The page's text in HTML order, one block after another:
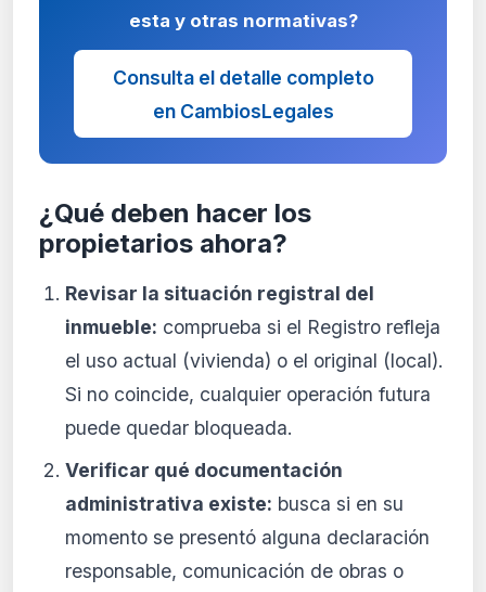
esta y otras normativas?
Consulta el detalle completo
en CambiosLegales
¿Qué deben hacer los
propietarios ahora?
Revisar la situación registral del
inmueble: comprueba si el Registro refleja
el uso actual (vivienda) o el original (local).
Si no coincide, cualquier operación futura
puede quedar bloqueada.
Verificar qué documentación
administrativa existe: busca si en su
momento se presentó alguna declaración
responsable, comunicación de obras o